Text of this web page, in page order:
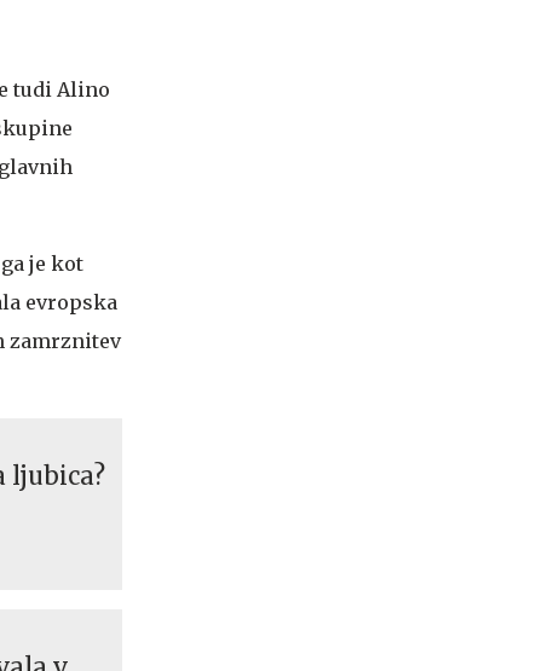
tudi Alino
je kot
evropska
zamrznitev
ljubica?